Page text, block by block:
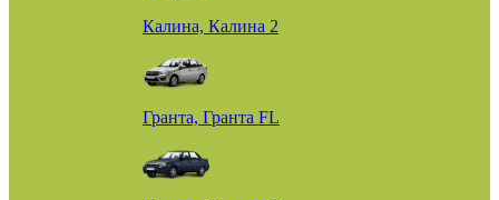
Калина, Калина 2
Гранта, Гранта FL